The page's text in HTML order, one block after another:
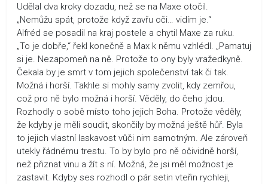
Udělal dva kroky dozadu, než se na Maxe otočil.
„Nemůžu spát, protože když zavřu oči… vidím je.“
Alfréd se posadil na kraj postele a chytil Maxe za ruku.
„To je dobře,“ řekl konečně a Max k němu vzhlédl. „Pamatuj
si je. Nezapomeň na ně. Protože to ony byly vražedkyně.
Čekala by je smrt v tom jejich společenství tak či tak.
Možná i horší. Takhle si mohly samy zvolit, kdy zemřou,
což pro ně bylo možná i horší. Věděly, do čeho jdou.
Rozhodly o sobě místo toho jejich Boha. Protože věděly,
že kdyby je měli soudit, skončily by možná ještě hůř. Byla
to jejich vlastní laskavost vůči nim samotným. Ale zároveň
utekly řádnému trestu. To by bylo pro ně očividně horší,
než přiznat vinu a žít s ní. Možná, že jsi měl možnost je
zastavit. Kdyby ses rozhodl o pár setin vteřin rychleji,